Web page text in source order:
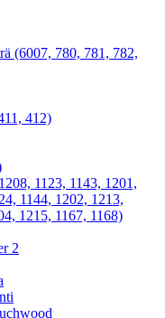
(6007, 780, 781, 782,
412)
1123, 1143, 1201,
1144, 1202, 1213,
1215, 1167, 1168)
2